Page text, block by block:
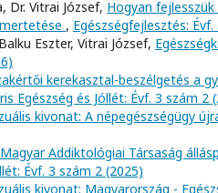
Dr. Vitrai József, Hogyan
, Egészségfejlesztés:
Eszter, Vitrai József,
kerekasztal-beszélgetés a
Egészség és Jóllét: Évf. 3 szám 2
kivonat: A népegészségügy
Addiktológiai Társaság
Évf. 3 szám 2 (2025)
kivonat: Magyarország -